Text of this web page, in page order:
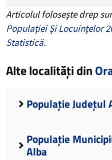
Articolul folosește drep
Populației Și Locuințelor
Statistică.
Alte localități din
Populație Județul
Populație
Alba